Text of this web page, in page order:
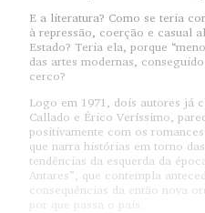
E a literatura? Como se teria
à repressão, coerção e casual
Estado? Teria ela, porque
das artes modernas,
cerco?
Logo em 1971, dois autores já
Callado e Érico Veríssimo,
positivamente com os romances
que narra histórias em torno
tendências da esquerda da
Antares”, que contempla
consequências da então nova
por que passa o país.